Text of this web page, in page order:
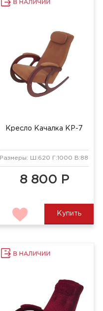
Кресло Качалка КР-7
Размеры: Ш:620 Г:1000 В:880 мм
8 800 Р
Купить